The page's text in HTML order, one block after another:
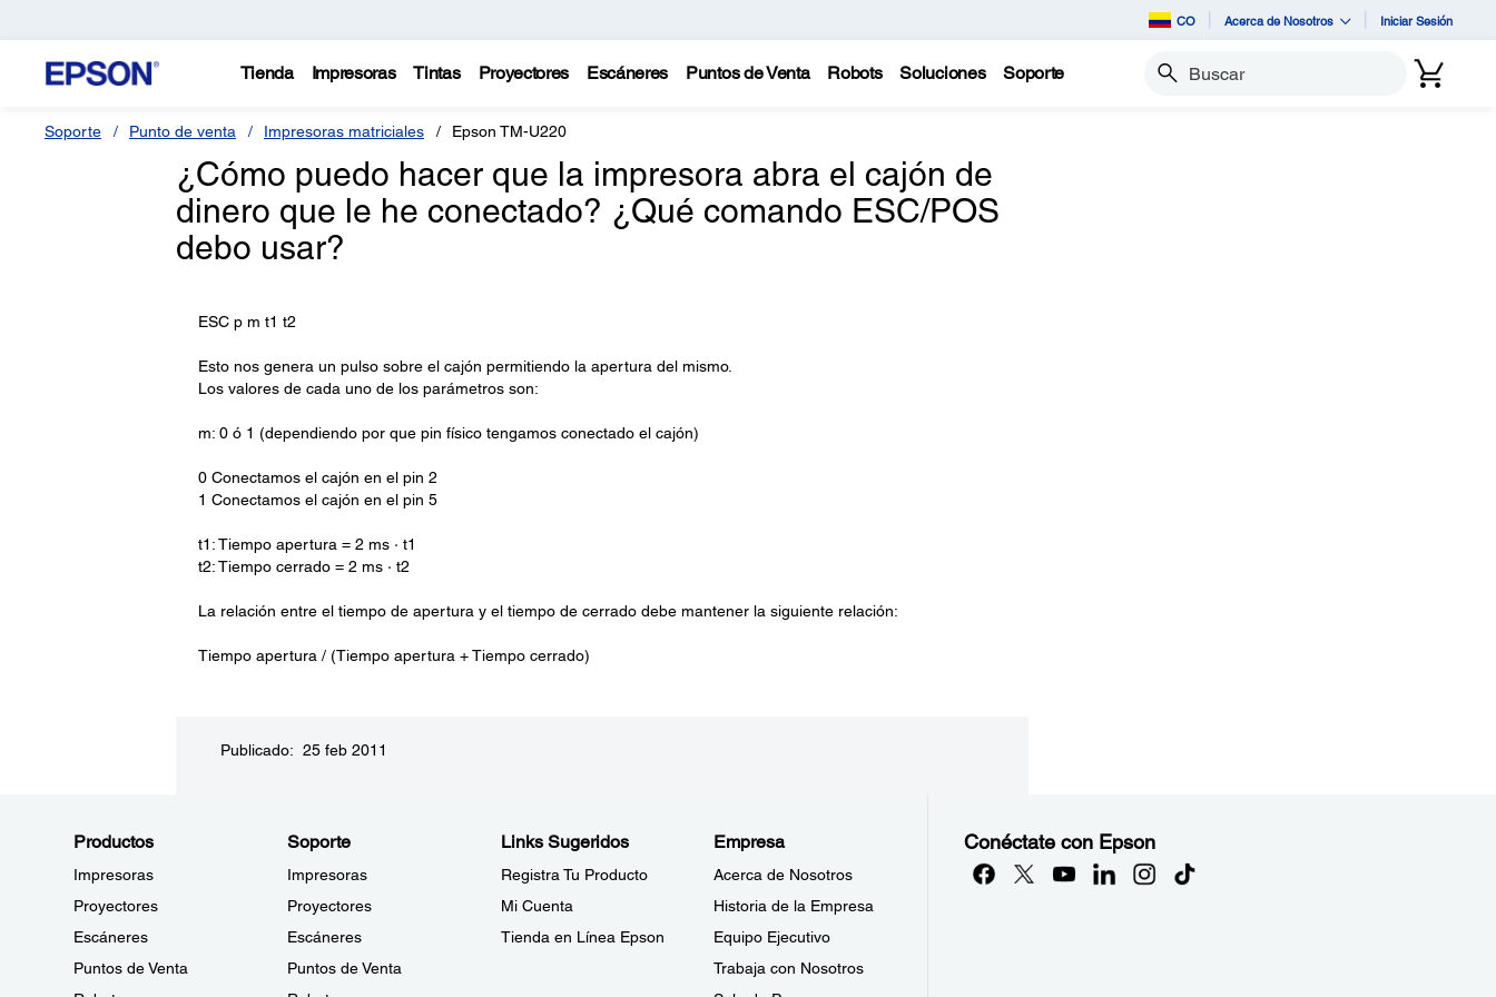
CO Acerca de Nosotros Iniciar Sesión
Tienda Impresoras Tintas Proyectores Escáneres Puntos de Venta Robots Soluciones Soporte Buscar
Soporte Punto de venta Impresoras matriciales Epson TM-U220
¿Cómo puedo hacer que la impresora abra el cajón de
dinero que le he conectado? ¿Qué comando ESC/POS
debo usar?
ESC p m t1 t2
Esto nos genera un pulso sobre el cajón permitiendo la apertura del mismo.
Los valores de cada uno de los parámetros son:
m: 0 ó 1 (dependiendo por que pin físico tengamos conectado el cajón)
0 Conectamos el cajón en el pin 2
1 Conectamos el cajón en el pin 5
t1: Tiempo apertura = 2 ms · t1
t2: Tiempo cerrado = 2 ms · t2
La relación entre el tiempo de apertura y el tiempo de cerrado debe mantener la siguiente relación:
Tiempo apertura / (Tiempo apertura + Tiempo cerrado)
Publicado: 25 feb 2011
Productos
Impresoras
Proyectores
Escáneres
Puntos de Venta
Soporte
Impresoras
Proyectores
Escáneres
Puntos de Venta
Links Sugeridos
Registra Tu Producto
Mi Cuenta
Tienda en Línea Epson
Empresa
Acerca de Nosotros
Historia de la Empresa
Equipo Ejecutivo
Trabaja con Nosotros
Conéctate con Epson